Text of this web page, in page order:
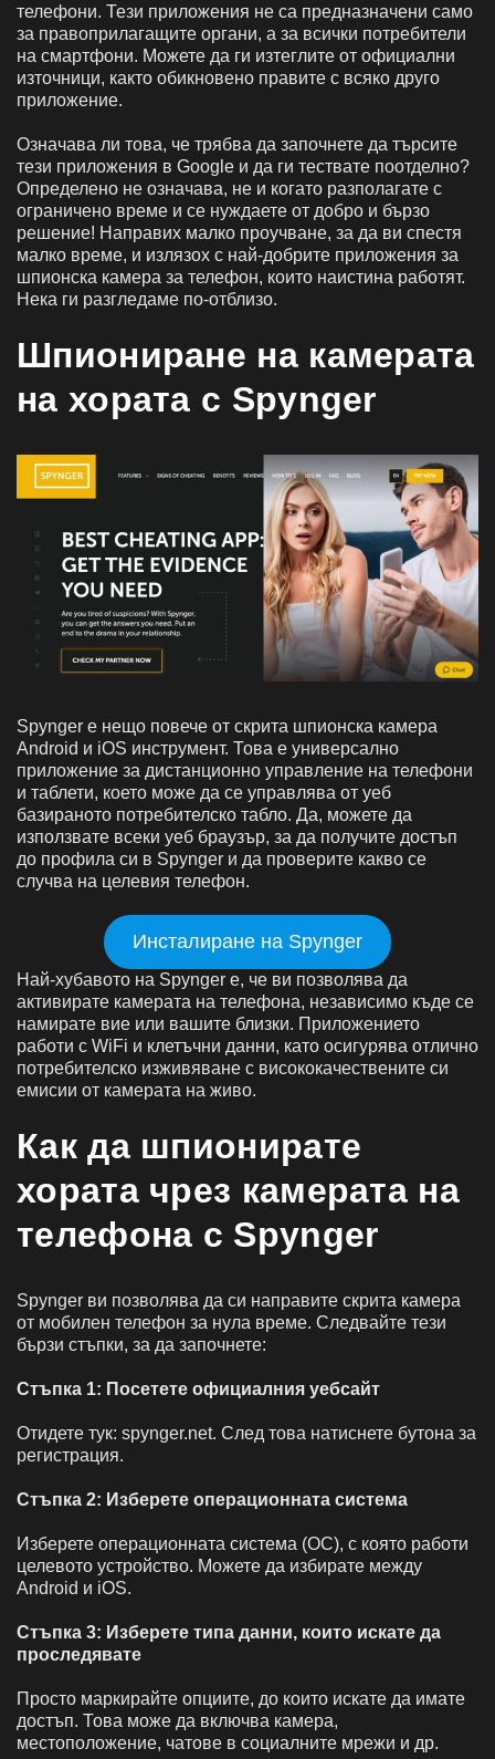
телефони. Тези приложения не са предназначени само
за правоприлагащите органи, а за всички потребители
на смартфони. Можете да ги изтеглите от официални
източници, както обикновено правите с всяко друго
приложение.
Означава ли това, че трябва да започнете да търсите
тези приложения в Google и да ги тествате поотделно?
Определено не означава, не и когато разполагате с
ограничено време и се нуждаете от добро и бързо
решение! Направих малко проучване, за да ви спестя
малко време, и излязох с най-добрите приложения за
шпионска камера за телефон, които наистина работят.
Нека ги разгледаме по-отблизо.
Шпиониране на камерата
на хората с Spynger
Spynger е нещо повече от скрита шпионска камера
Android и iOS инструмент. Това е универсално
приложение за дистанционно управление на телефони
и таблети, което може да се управлява от уеб
базираното потребителско табло. Да, можете да
използвате всеки уеб браузър, за да получите достъп
до профила си в Spynger и да проверите какво се
случва на целевия телефон.
Инсталиране на Spynger
Най-хубавото на Spynger е, че ви позволява да
активирате камерата на телефона, независимо къде се
намирате вие или вашите близки. Приложението
работи с WiFi и клетъчни данни, като осигурява отлично
потребителско изживяване с висококачествените си
емисии от камерата на живо.
Как да шпионирате
хората чрез камерата на
телефона с Spynger
Spynger ви позволява да си направите скрита камера
от мобилен телефон за нула време. Следвайте тези
бързи стъпки, за да започнете:
Стъпка 1: Посетете официалния уебсайт
Отидете тук: spynger.net. След това натиснете бутона за
регистрация.
Стъпка 2: Изберете операционната система
Изберете операционната система (ОС), с която работи
целевото устройство. Можете да избирате между
Android и iOS.
Стъпка 3: Изберете типа данни, които искате да
проследявате
Просто маркирайте опциите, до които искате да имате
достъп. Това може да включва камера,
местоположение, чатове в социалните мрежи и др.